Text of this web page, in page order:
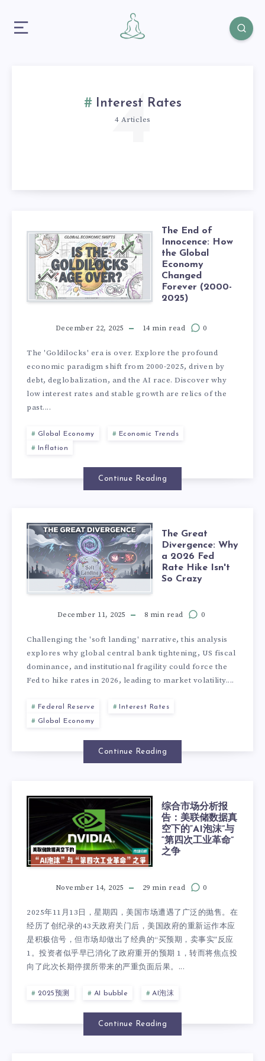
Interest Rates
4 Articles
4
The End of
Innocence: How
the Global
Economy
Changed
Forever (2000-
2025)
December 22, 2025 14 min read 0
The 'Goldilocks' era is over. Explore the profound
economic paradigm shift from 2000-2025, driven by
debt, deglobalization, and the AI race. Discover why
low interest rates and stable growth are relics of the
past....
Global Economy
Economic Trends
Inflation
Continue Reading
The Great
Divergence: Why
a 2026 Fed
Rate Hike Isn't
So Crazy
December 11, 2025 8 min read 0
Challenging the 'soft landing' narrative, this analysis
explores why global central bank tightening, US fiscal
dominance, and institutional fragility could force the
Fed to hike rates in 2026, leading to market volatility....
Federal Reserve
Interest Rates
Global Economy
Continue Reading
综合市场分析报
告：美联储数据真
空下的“AI泡沫”与
“第四次工业革命”
之争
November 14, 2025 29 min read 0
2025年11月13日，星期四，美国市场遭遇了广泛的抛售。在
经历了创纪录的43天政府关门后，美国政府的重新运作本应
是积极信号，但市场却做出了经典的“买预期，卖事实”反应
1。投资者似乎早已消化了政府重开的预期 1，转而将焦点投
向了此次长期停摆所带来的严重负面后果。...
2025预测 AI bubble AI泡沫
Continue Reading